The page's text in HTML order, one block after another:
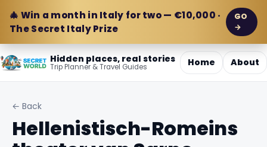
🎄 Win a month in Italy for two — €10,000 ·
The Secret Italy Prize
GO
→
Hidden places, real stories
Trip Planner & Travel Guides Home About
← Back
Hellenistisch-Romeins